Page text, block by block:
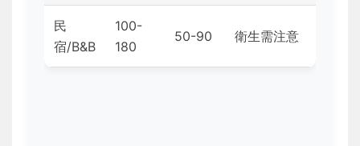
民
宿/B&B
100-
180
50-90 衛生需注意